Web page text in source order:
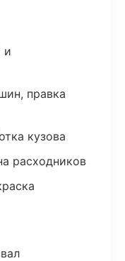
и
правка
кузова
расходников